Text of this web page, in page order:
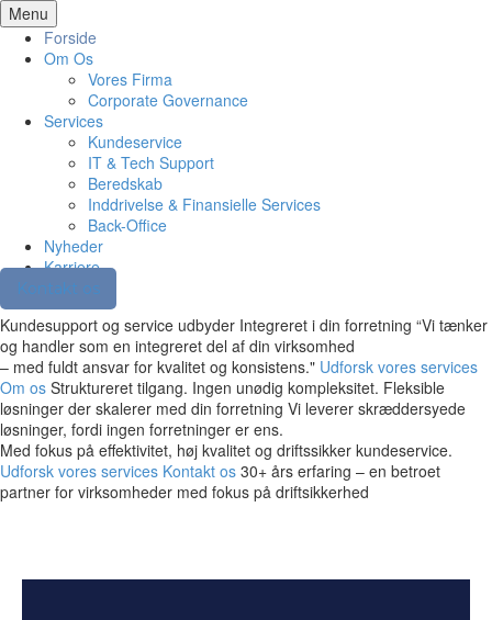
Menu
Forside
Om Os
Vores Firma
Corporate Governance
Services
Kundeservice
IT & Tech Support
Beredskab
Inddrivelse & Finansielle Services
Back-Office
Nyheder
Karriere
Kontakt os
Kundesupport og service udbyder Integreret i din forretning “Vi tænker
og handler som en integreret del af din virksomhed
– med fuldt ansvar for kvalitet og konsistens." Udforsk vores services
Om os Struktureret tilgang. Ingen unødig kompleksitet. Fleksible
løsninger der skalerer med din forretning Vi leverer skræddersyede
løsninger, fordi ingen forretninger er ens.
Med fokus på effektivitet, høj kvalitet og driftssikker kundeservice.
Udforsk vores services Kontakt os 30+ års erfaring – en betroet
partner for virksomheder med fokus på driftsikkerhed